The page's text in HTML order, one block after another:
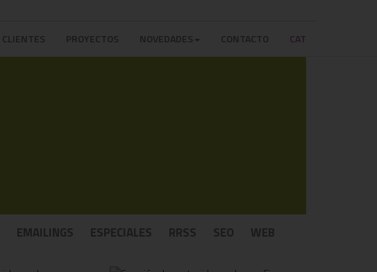
CLIENTES PROYECTOS NOVEDADES CONTACTO CAT
EMAILINGS ESPECIALES RRSS SEO WEB